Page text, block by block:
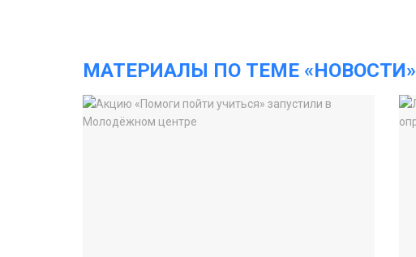
МАТЕРИАЛЫ ПО ТЕМЕ «НОВОСТИ»